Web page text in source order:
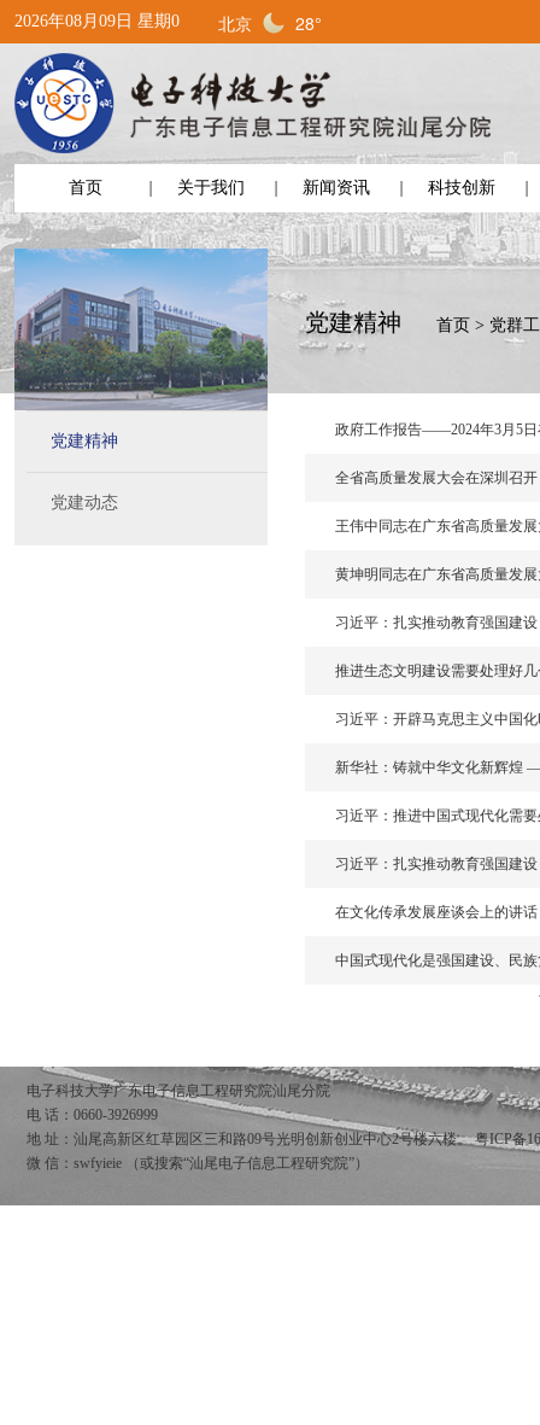
2026年08月09日 星期0 北京 28°
首页 关于我们 新闻资讯 科技创新
党建精神
党建动态
党建精神 首页 > 党群
政府工作报告——2024年3月5
全省高质量发展大会在深圳召开
王伟中同志在广东省高质量发
黄坤明同志在广东省高质量发
习近平：扎实推动教育强国建设
推进生态文明建设需要处理好
习近平：开辟马克思主义中国
新华社：铸就中华文化新辉煌
习近平：推进中国式现代化需
习近平：扎实推动教育强国建设
在文化传承发展座谈会上的讲话
中国式现代化是强国建设、民
电子科技大学广东电子信息工程研究院汕尾分院
电 话：0660-3926999
地 址：汕尾高新区红草园区三和路09号光明创新创业中心2号楼六楼。粤ICP备
微 信：swfyieie （或搜索“汕尾电子信息工程研究院”）